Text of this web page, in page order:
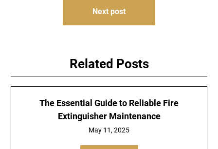
Next post
Related Posts
The Essential Guide to Reliable Fire
Extinguisher Maintenance
May 11, 2025